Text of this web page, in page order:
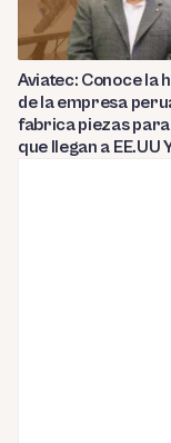
Aviatec: Conoce la
de la empresa
fabrica piezas
que llegan a EE.UU